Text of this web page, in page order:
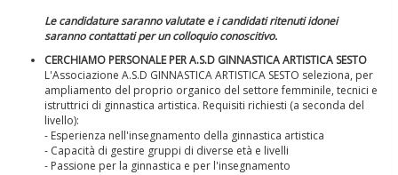
Ddl Lobby, Uisp: “Il Parlamento valorizzi le nostre specificità"
Le candidature saranno valutate e i candidati ritenuti idonei
saranno contattati per un colloquio conoscitivo.
CERCHIAMO PERSONALE PER A.S.D GINNASTICA ARTISTICA SESTO
L'Associazione A.S.D GINNASTICA ARTISTICA SESTO seleziona, per
ampliamento del proprio organico del settore femminile, tecnici e
istruttrici di ginnastica artistica. Requisiti richiesti (a seconda del
livello):
- Esperienza nell'insegnamento della ginnastica artistica
- Capacità di gestire gruppi di diverse età e livelli
- Passione per la ginnastica e per l'insegnamento